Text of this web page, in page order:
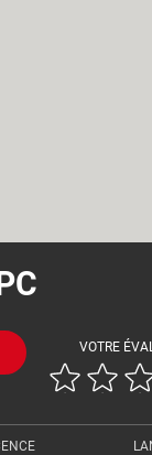
VOTRE